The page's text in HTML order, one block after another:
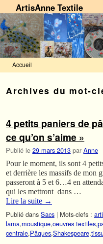
ArtisAnne Textile
Accueil
Archives du mot-
4 petits paniers de
ce qu’on s’aime »
Publié le 29 mars 2013 par Anne
Pour le moment, ils sont 4
et derrière les massifs de mon
passeront à 5 et 6…4 en
qui les mettront dans …
Lire la suite →
Publié dans Sacs | Mots-clefs :
lama,moustique,oeuvres textiles,
centrale,Pâques,Shakespeare,